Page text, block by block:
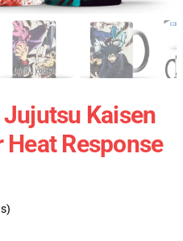
Kaisen
Response